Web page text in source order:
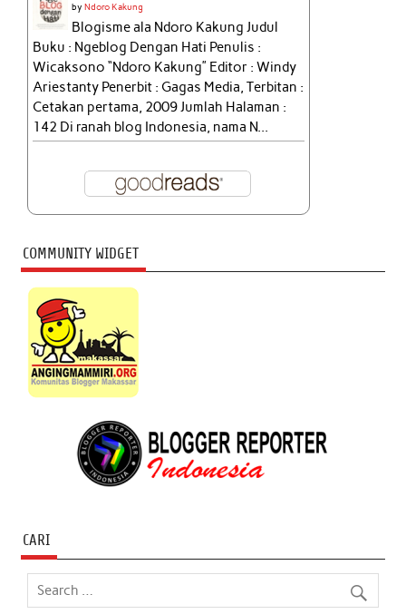
byNdoro Kakung
Blogisme ala Ndoro Kakung Judul
Buku : Ngeblog Dengan Hati Penulis :
Wicaksono “Ndoro Kakung” Editor : Windy
Ariestanty Penerbit : Gagas Media, Terbitan :
Cetakan pertama, 2009 Jumlah Halaman :
142 Di ranah blog Indonesia, nama N...
COMMUNITY WIDGET
CARI